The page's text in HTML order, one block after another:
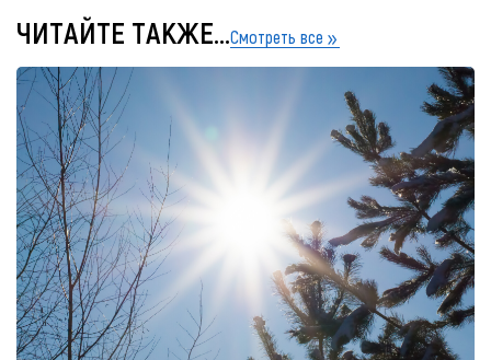
ЧИТАЙТЕ ТАКЖЕ...Смотреть все